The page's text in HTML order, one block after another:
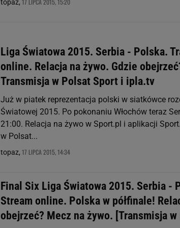
topaz, 17 LIPCA 2015, 15:20
Liga Światowa 2015. Serbia - Polska.
online. Relacja na żywo. Gdzie
Transmisja w Polsat Sport i ipla.tv
Już w piatek reprezentacja polski w siatkówce
Światowej 2015. Po pokonaniu Włochów teraz
21:00. Relacja na żywo w Sport.pl i aplikacji
w Polsat...
topaz, 17 LIPCA 2015, 14:34
Final Six Liga Światowa 2015. Serbia -
Stream online. Polska w półfinale!
obejrzeć? Mecz na żywo. [Transmisja